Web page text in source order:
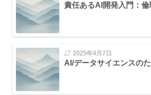
責任あるAI開発入門：
2025年4月7日
AI/データサイエンスの